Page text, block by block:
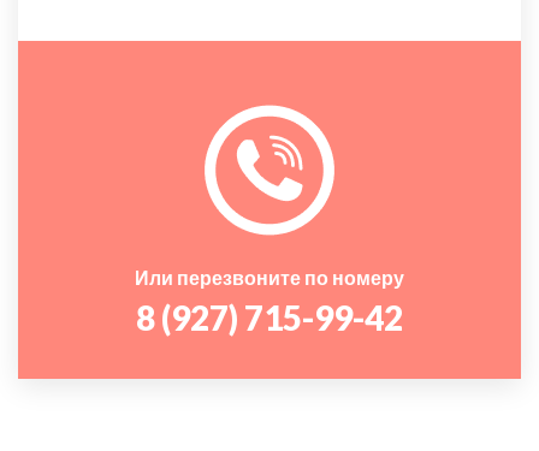
Или перезвоните по номеру
8 (927) 715-99-42